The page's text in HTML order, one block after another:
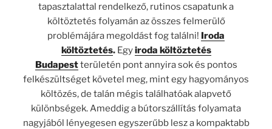
tapasztalattal rendelkező, rutinos csapatunk a
költöztetés folyamán az összes felmerülő
problémájára megoldást fog találni! Iroda
költöztetés. Egyiroda költöztetés
Budapestterületén pont annyira sok és pontos
felkészültséget követel meg, mint egy hagyományos
költözés, de talán mégis találhatóak alapvető
különbségek. Ameddig a bútorszállítás folyamata
nagyjából lényegesen egyszerűbb lesz a kompaktabb